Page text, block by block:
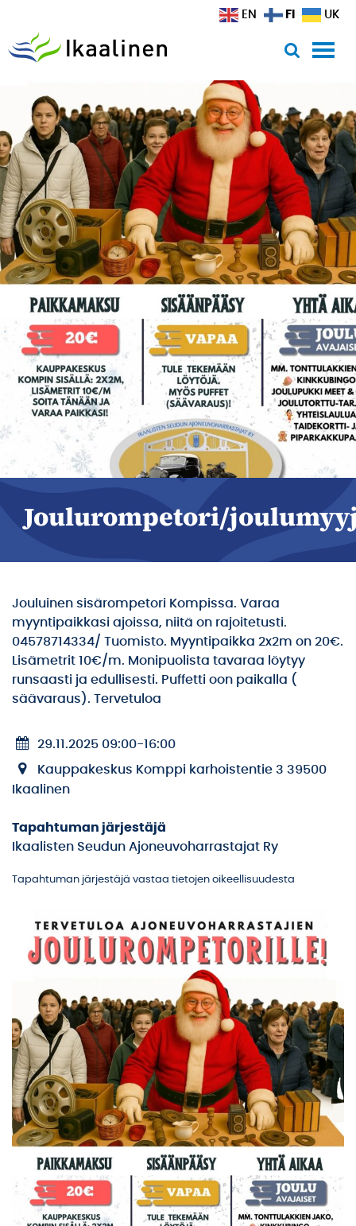
Joulurompetori/
Jouluinen sisärompetori Kompissa. Varaa
myyntipaikkasi ajoissa, niitä on rajoitetusti.
04578714334/ Tuomisto. Myyntipaikka 2x2m on 20€.
Lisämetrit 10€/m. Monipuolista tavaraa löytyy
runsaasti ja edullisesti. Puffetti oon paikalla (
säävaraus). Tervetuloa
29.11.2025 09:00-16:00
Kauppakeskus Komppi karhoistentie 3 39500
Ikaalinen
Tapahtuman järjestäjä
Ikaalisten Seudun Ajoneuvoharrastajat Ry
Tapahtuman järjestäjä vastaa tietojen oikeellisuudesta
EN FI UK